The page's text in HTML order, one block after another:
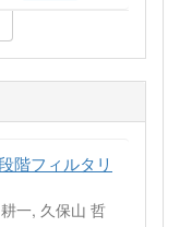
階フィルタリ
一, 久保山 哲